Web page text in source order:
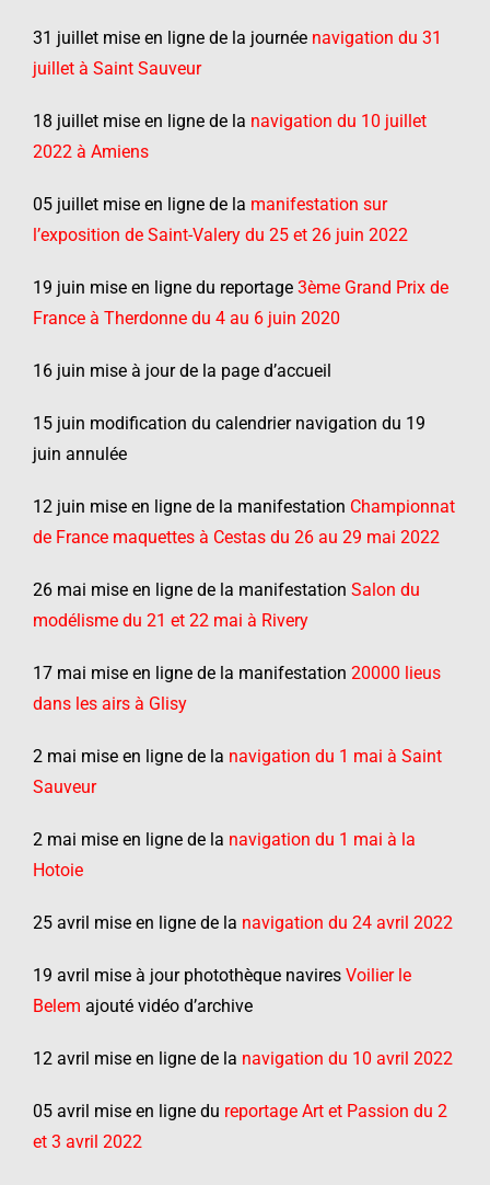
31 juillet mise en ligne de la journée navigation du 31
juillet à Saint Sauveur
18 juillet mise en ligne de la navigation du 10 juillet
2022 à Amiens
05 juillet mise en ligne de la manifestation sur
l’exposition de Saint-Valery du 25 et 26 juin 2022
19 juin mise en ligne du reportage 3ème Grand Prix de
France à Therdonne du 4 au 6 juin 2020
16 juin mise à jour de la page d’accueil
15 juin modification du calendrier navigation du 19
juin annulée
12 juin mise en ligne de la manifestation Championnat
de France maquettes à Cestas du 26 au 29 mai 2022
26 mai mise en ligne de la manifestation Salon du
modélisme du 21 et 22 mai à Rivery
17 mai mise en ligne de la manifestation 20000 lieus
dans les airs à Glisy
2 mai mise en ligne de la navigation du 1 mai à Saint
Sauveur
2 mai mise en ligne de la navigation du 1 mai à la
Hotoie
25 avril mise en ligne de la navigation du 24 avril 2022
19 avril mise à jour photothèque navires Voilier le
Belem ajouté vidéo d’archive
12 avril mise en ligne de la navigation du 10 avril 2022
05 avril mise en ligne du reportage Art et Passion du 2
et 3 avril 2022